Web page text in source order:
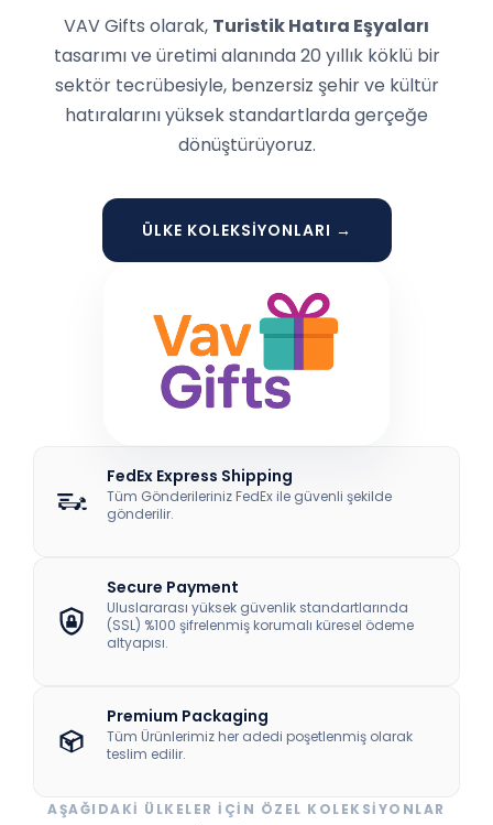
VAV Gifts olarak, Turistik Hatıra Eşyaları
tasarımı ve üretimi alanında 20 yıllık köklü bir
sektör tecrübesiyle, benzersiz şehir ve kültür
hatıralarını yüksek standartlarda gerçeğe
dönüştürüyoruz.
ÜLKE KOLEKSİYONLARI →
FedEx Express Shipping
Tüm Gönderileriniz FedEx ile güvenli şekilde
gönderilir.
Secure Payment
Uluslararası yüksek güvenlik standartlarında
(SSL) %100 şifrelenmiş korumalı küresel ödeme
altyapısı.
Premium Packaging
Tüm Ürünlerimiz her adedi poşetlenmiş olarak
teslim edilir.
AŞAĞIDAKİ ÜLKELER İÇİN ÖZEL KOLEKSİYONLAR